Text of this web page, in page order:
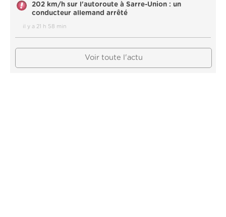
202 km/h sur l'autoroute à Sarre-Union : un
conducteur allemand arrêté
il y a 21 h 58 min
Voir toute l'actu